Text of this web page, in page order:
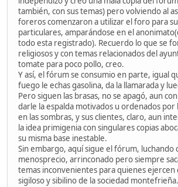
también, con sus temas) pero volviendo al
foreros comenzaron a utilizar el foro para
particulares, amparándose en el
todo esta registrado). Recuerdo lo que se
religiosos y con temas relacionados del
tomate para poco pollo, creo.
Y así, el fórum se consumio en parte, igual
fuego le echas gasolina, da la llamarada y
Pero siguen las brasas, no se apagó, aun
darle la espalda motivados u ordenados por
en las sombras, y sus clientes, claro, aun
la idea primigenia con singulares copias
su misma base inestable.
Sin embargo, aquí sigue el fórum, luchando
menosprecio, arrinconado pero siempre
temas inconvenientes para quienes ejercen
sigiloso y sibilino de la sociedad montefrieña.